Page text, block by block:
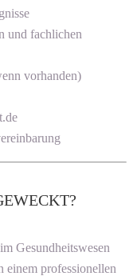
und fachlichen
vorhanden)
Gesundheitswesen
einem professionellen